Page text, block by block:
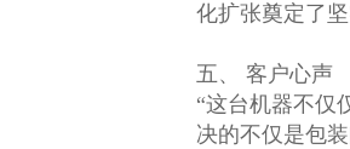
化扩张奠定了坚
五、 客户心声
“这台机器不仅
决的不仅是包